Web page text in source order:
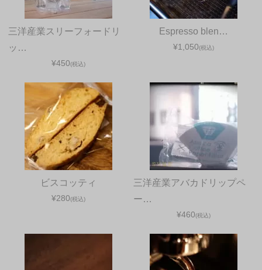
三洋産業スリーフォードリ
ッ…
¥450(税込)
Espresso blen…
¥1,050(税込)
ビスコッティ
¥280(税込)
三洋産業アバカドリップペ
ー…
¥460(税込)